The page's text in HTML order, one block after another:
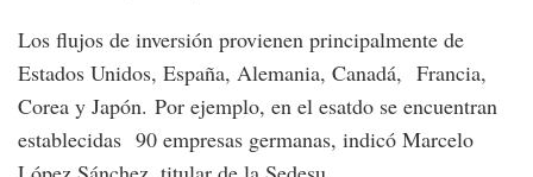
Los flujos de inversión provienen principalmente de
Estados Unidos, España, Alemania, Canadá, Francia,
Corea y Japón. Por ejemplo, en el esatdo se encuentran
establecidas 90 empresas germanas, indicó Marcelo